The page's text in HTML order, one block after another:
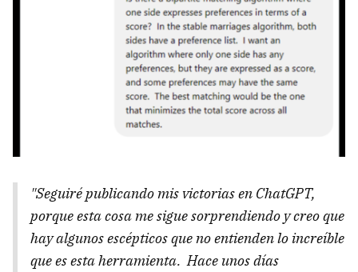
"Seguiré publicando mis victorias en ChatGPT,
porque esta cosa me sigue sorprendiendo y creo que
hay algunos escépticos que no entienden lo increíble
que es esta herramienta. Hace unos días